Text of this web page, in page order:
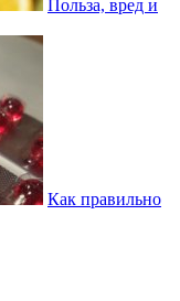
Польза, вред и
Как правильно